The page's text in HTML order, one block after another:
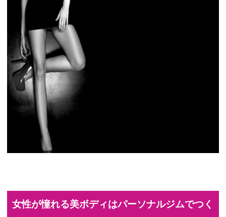
女性が憧れる美ボディはパーソナルジムでつく